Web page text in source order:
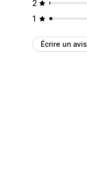
2
1
Écrire un avis